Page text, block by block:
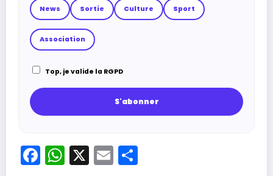
News Sortie Culture Sport
Association
Top, je valide la RGPD
Facebook
WhatsApp
X Email